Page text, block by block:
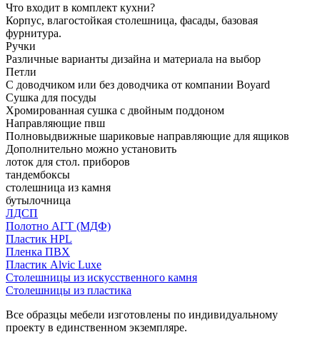
Что входит в комплект кухни?
Корпус, влагостойкая столешница, фасады, базовая
фурнитура.
Ручки
Различные варианты дизайна и материала на выбор
Петли
С доводчиком или без доводчика от компании Boyard
Сушка для посуды
Хромированная сушка с двойным поддоном
Направляющие пвш
Полновыдвижные шариковые направляющие для ящиков
Дополнительно можно установить
лоток для стол. приборов
тандембоксы
столешница из камня
бутылочница
ЛДСП
Полотно АГТ (МДФ)
Пластик HPL
Пленка ПВХ
Пластик Alvic Luxe
Столешницы из искусственного камня
Столешницы из пластика
Все образцы мебели изготовлены по индивидуальному
проекту в единственном экземпляре.